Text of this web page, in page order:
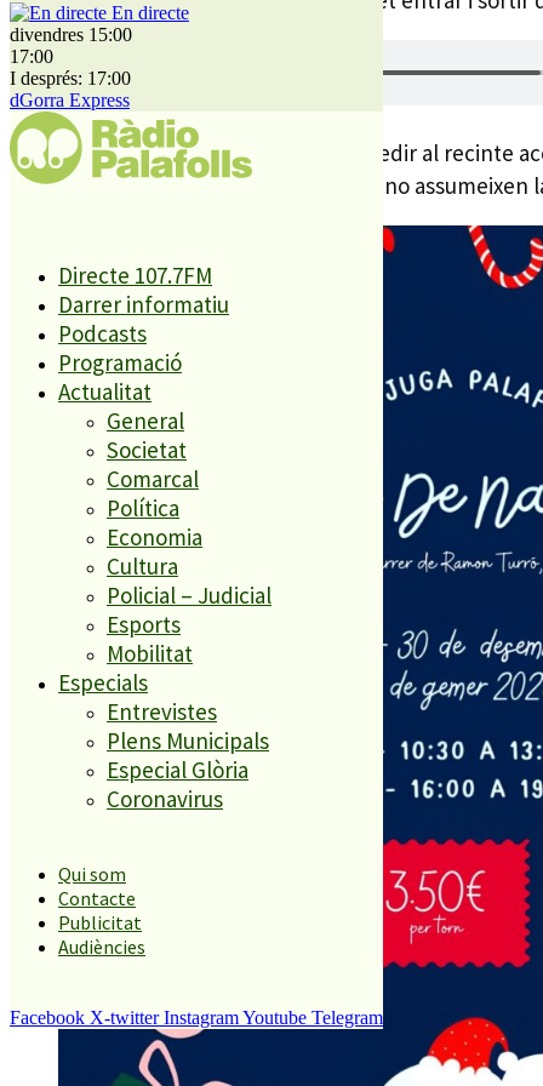
En directe
divendres 15:00
17:00
I després: 17:00
dGorra Express
Directe 107.7FM
Darrer informatiu
Podcasts
Programació
Actualitat
General
Societat
Comarcal
Política
Economia
Cultura
Policial – Judicial
Esports
Mobilitat
Especials
Entrevistes
Plens Municipals
Especial Glòria
Coronavirus
Qui som
Contacte
Publicitat
Audiències
Facebook X-twitter InstagramYoutube Telegram
Cal recordar que els infants han d’accedir al recinte
del bon funcionament del Juga-Juga i no